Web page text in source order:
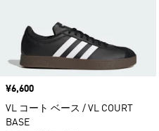
価格
¥6,600
VL コート ベース / VL COURT
BASE